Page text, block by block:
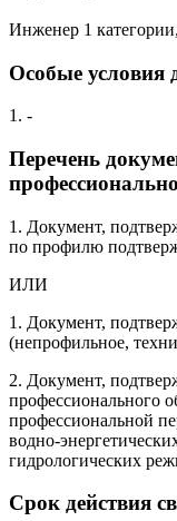
Инженер 1
Особые условия
1. -
Перечень
1. Документ,
по профилю
ИЛИ
1. Документ,
(непрофильное,
2. Документ,
профессионального
профессиональной
водно-
гидрологических
Срок действия